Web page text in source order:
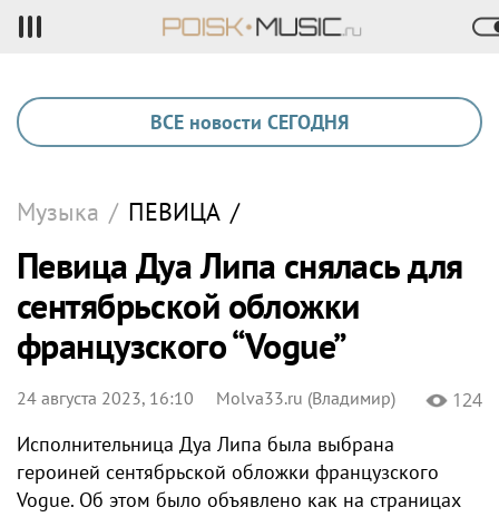
ВСЕ новости СЕГОДНЯ
Музыка / ПЕВИЦА /
Певица Дуа Липа снялась для
сентябрьской обложки
французского “Vogue”
24 августа 2023, 16:10 Molva33.ru (Владимир) 124
Исполнительница Дуа Липа была выбрана
героиней сентябрьской обложки французского
Vogue. Об этом было объявлено как на страницах